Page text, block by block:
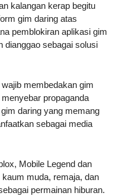
kalangan kerap begitu
gim daring atas
pemblokiran aplikasi gim
dianggao sebagai solusi
membedakan gim
propaganda
daring yang memang
sebagai media
Mobile Legend dan
muda, remaja, dan
permainan hiburan.